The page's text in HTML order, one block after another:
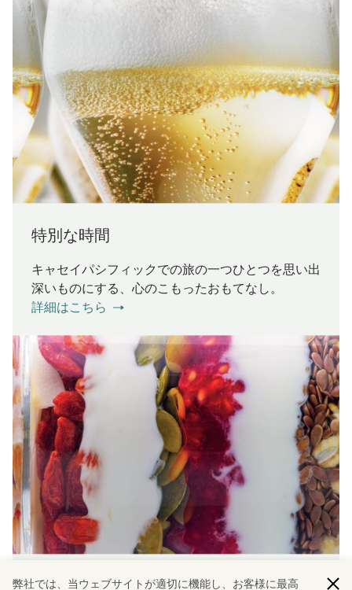
特別な時間
キャセイパシフィックでの旅の一つひとつを思い出
深いものにする、心のこもったおもてなし。
詳細はこちら
ウェルネス＆サステナビリティ
弊社では、当ウェブサイトが適切に機能し、お客様に最高